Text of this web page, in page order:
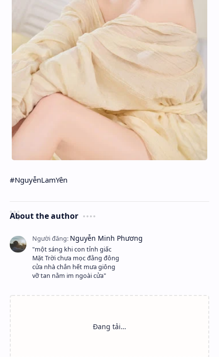
#NguyễnLamYên
About the author
"một sáng khi con tỉnh giấc
Mặt Trời chưa mọc đằng đông
cửa nhà chắn hết mưa giông
vỡ tan nằm im ngoài cửa"